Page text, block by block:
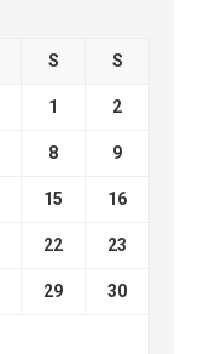
S S
1 2
8 9
15 16
22 23
29 30